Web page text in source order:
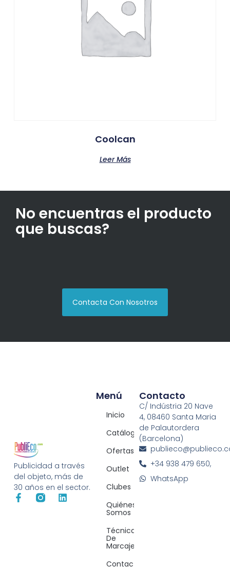
Coolcan
Leer Más
No encuentras el producto
que buscas?
Contacta Con Nosotros
Publicidad a través
del objeto, más de
30 años en el sector.
Menú
Inicio
Catálogos
Ofertas
Outlet
Clubes
Quiénes
Somos
Técnicas
De
Marcaje
Contacto
Contacto
C/ Indústria 20 Nave
4, 08460 Santa Maria
de Palautordera
(Barcelona)
+34 938 479 650,
WhatsApp